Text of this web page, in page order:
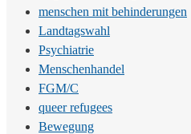
menschen mit behinderungen
Landtagswahl
Psychiatrie
Menschenhandel
FGM/C
queer refugees
Bewegung